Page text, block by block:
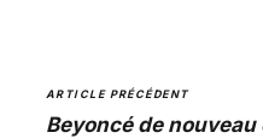
ARTICLE PRÉCÉDENT
Beyoncé de nouveau